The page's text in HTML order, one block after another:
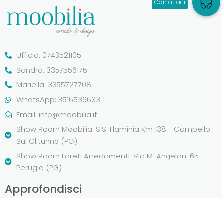
Ufficio: 0743521105
Sandro: 3357556175
Mariella: 3355727708
WhatsApp: 3516536633
Email: info@moobilia.it
Show Room Moobilia: S.S. Flaminia Km 138 - Campello
Sul Clitunno (PG)
Show Room Loreti Arredamenti: Via M. Angeloni 65 -
Perugia (PG)
Approfondisci